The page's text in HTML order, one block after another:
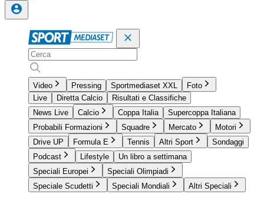
Video Pressing Sportmediaset XXL
Foto
Live
Diretta Calcio
Risultati e Classifiche
News Live
Calcio Coppa Italia
Supercoppa Italiana
Probabili Formazioni
Squadre Mercato
Motori
Drive UP
Formula E Tennis Altri Sport
Sondaggi
Podcast
Lifestyle
Un libro a settimana
Speciali Europei
Speciali Olimpiadi
Speciale Scudetti
Speciali Mondiali Altri Speciali